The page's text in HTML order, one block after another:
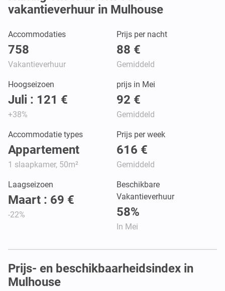
vakantieverhuur in Mulhouse
Accommodaties
758
Vakantieverhuur
Prijs per nacht
88 €
Gemiddeld
Hoogseizoen
Juli : 121 €
+38%
prijs in Mei
92 €
Gemiddeld
Accommodatie types
Appartement
1 slaapkamer, 50m²
Prijs per week
616 €
Gemiddeld
Laagseizoen
Maart : 69 €
-22%
Beschikbare
Vakantieverhuur
58%
In Mei
Prijs- en beschikbaarheidsindex in
Mulhouse